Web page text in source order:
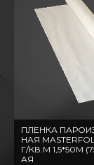
ПЛЕНКА
НАЯ MASTERFOL SOFT W 100
Г/КВ.М 1,5*50М
АЯ